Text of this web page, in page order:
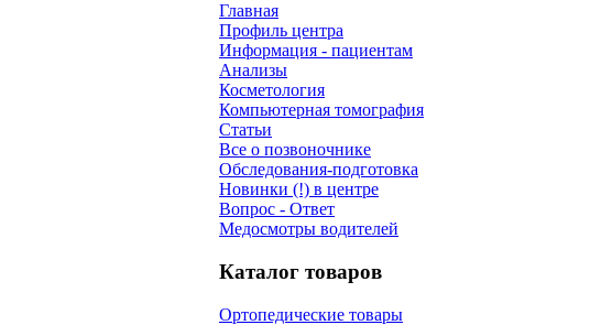
Главная
Профиль центра
Информация - пациентам
Анализы
Косметология
Компьютерная томография
Статьи
Все о позвоночнике
Обследования-подготовка
Новинки (!) в центре
Вопрос - Ответ
Медосмотры водителей
Каталог товаров
Ортопедические товары